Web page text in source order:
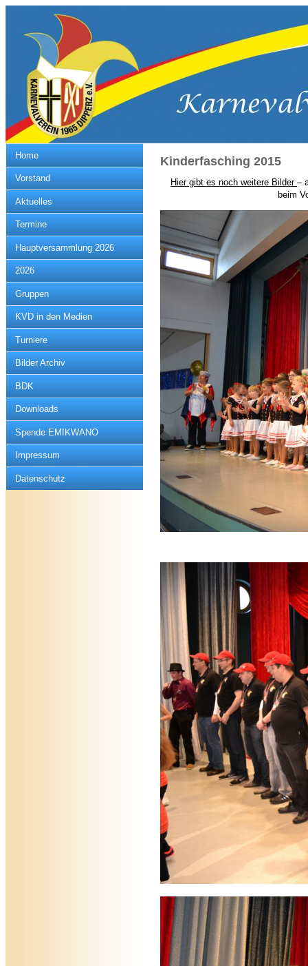
Home
Vorstand
Aktuelles
Termine
Hauptversammlung 2026
2026
Gruppen
KVD in den Medien
Turniere
Bilder Archiv
BDK
Downloads
Spende EMIKWANO
Impressum
Datenschutz
Kinderfasching 2015
Hier gibt es noch weitere Bilder –
beim